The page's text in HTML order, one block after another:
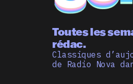
Toutes les
rédac.
Classiques
de Radio Nova